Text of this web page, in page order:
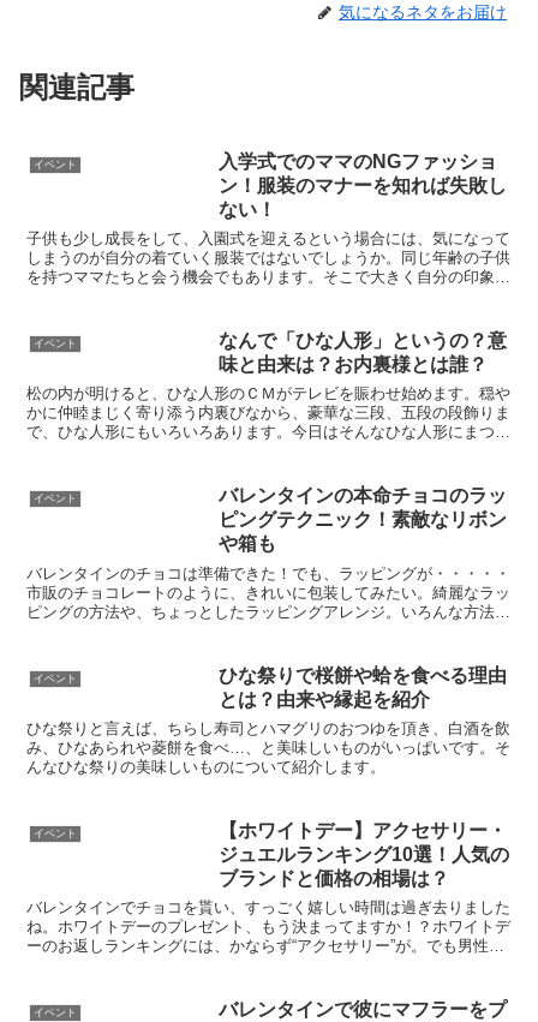
気になるネタをお届け
関連記事
イベント
入学式でのママのNGファッショ
ン！服装のマナーを知れば失敗し
ない！
子供も少し成長をして、入園式を迎えるという場合には、気になって
しまうのが自分の着ていく服装ではないでしょうか。同じ年齢の子供
を持つママたちと会う機会でもあります。そこで大きく自分の印象が
イベント
なんで「ひな人形」というの？意
味と由来は？お内裏様とは誰？
松の内が明けると、ひな人形のＣＭがテレビを賑わせ始めます。穏や
かに仲睦まじく寄り添う内裏びなから、豪華な三段、五段の段飾りま
で、ひな人形にもいろいろあります。今日はそんなひな人形にまつわ
イベント
バレンタインの本命チョコのラッ
ピングテクニック！素敵なリボン
や箱も
バレンタインのチョコは準備できた！でも、ラッピングが・・・・・
市販のチョコレートのように、きれいに包装してみたい。綺麗なラッ
ピングの方法や、ちょっとしたラッピングアレンジ。いろんな方法を
イベント
ひな祭りで桜餅や蛤を食べる理由
とは？由来や縁起を紹介
ひな祭りと言えば、ちらし寿司とハマグリのおつゆを頂き、白酒を飲
み、ひなあられや菱餅を食べ…、と美味しいものがいっぱいです。そ
んなひな祭りの美味しいものについて紹介します。
イベント
【ホワイトデー】アクセサリー・
ジュエルランキング10選！人気の
ブランドと価格の相場は？
バレンタインでチョコを貰い、すっごく嬉しい時間は過ぎ去りました
ね。ホワイトデーのプレゼント、もう決まってますか！？ホワイトデ
ーのお返しランキングには、かならず“アクセサリー”が。でも男性だ
イベント
バレンタインで彼にマフラーをプ